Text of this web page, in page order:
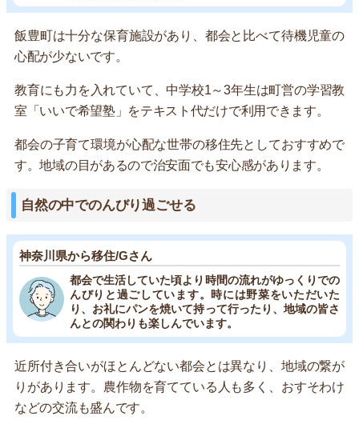
飯豊町は十分な保育施設があり、都会と比べて待機児童の
心配が少ないです。
教育にも力を入れていて、中学校1～3年生は町営の学習教
室「いいで希望塾」をテキスト代だけで利用できます。
都会の子育て環境が心配な世帯の移住先としておすすめで
す。地域の目があるので治安面でも安心感があります。
自然の中でのんびり過ごせる
神奈川県から移住/Gさん
都会で生活していた頃より時間の流れがゆっくりでの
んびりと過ごしています。時には野菜をいただいた
り、お礼にパンを焼いて持って行ったり、地域の皆さ
んとの関わりも楽しんでいます。
近所付き合いがほとんどない都会とは異なり、地域の繋が
りがあります。農作物を育てている人も多く、おすそわけ
などの交流も盛んです。